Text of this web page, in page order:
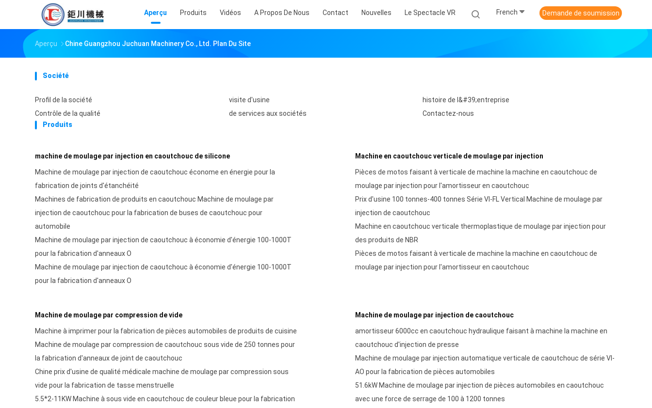
Aperçu Produits Vidéos A Propos De Nous Contact Nouvelles Le Spectacle VR French Demande de soumission
Aperçu Chine Guangzhou Juchuan Machinery Co., Ltd. Plan Du Site
Société
Profil de la société visite d'usine
histoire de l&#39;entreprise
Contrôle de la qualité
de services aux sociétés
Contactez-nous
Produits
machine de moulage par injection en caoutchouc de silicone
Machine de moulage par injection de caoutchouc économe en énergie pour la
fabrication de joints d'étanchéité
Machines de fabrication de produits en caoutchouc Machine de moulage par
injection de caoutchouc pour la fabrication de buses de caoutchouc pour
automobile
Machine de moulage par injection de caoutchouc à économie d'énergie 100-1000T
pour la fabrication d'anneaux O
Machine de moulage par injection de caoutchouc à économie d'énergie 100-1000T
pour la fabrication d'anneaux O
Machine en caoutchouc verticale de moulage par injection
Pièces de motos faisant à verticale de machine la machine en caoutchouc de
moulage par injection pour l'amortisseur en caoutchouc
Prix d'usine 100 tonnes-400 tonnes Série VI-FL Vertical Machine de moulage par
injection de caoutchouc
Machine en caoutchouc verticale thermoplastique de moulage par injection pour
des produits de NBR
Pièces de motos faisant à verticale de machine la machine en caoutchouc de
moulage par injection pour l'amortisseur en caoutchouc
Machine de moulage par compression de vide
Machine à imprimer pour la fabrication de pièces automobiles de produits de cuisine
Machine de moulage par compression de caoutchouc sous vide de 250 tonnes pour
la fabrication d'anneaux de joint de caoutchouc
Chine prix d'usine de qualité médicale machine de moulage par compression sous
vide pour la fabrication de tasse menstruelle
5.5*2-11KW Machine à sous vide en caoutchouc de couleur bleue pour la fabrication
Machine de moulage par injection de caoutchouc
amortisseur 6000cc en caoutchouc hydraulique faisant à machine la machine en
caoutchouc d'injection de presse
Machine de moulage par injection automatique verticale de caoutchouc de série VI-
AO pour la fabrication de pièces automobiles
51.6kW Machine de moulage par injection de pièces automobiles en caoutchouc
avec une force de serrage de 100 à 1200 tonnes